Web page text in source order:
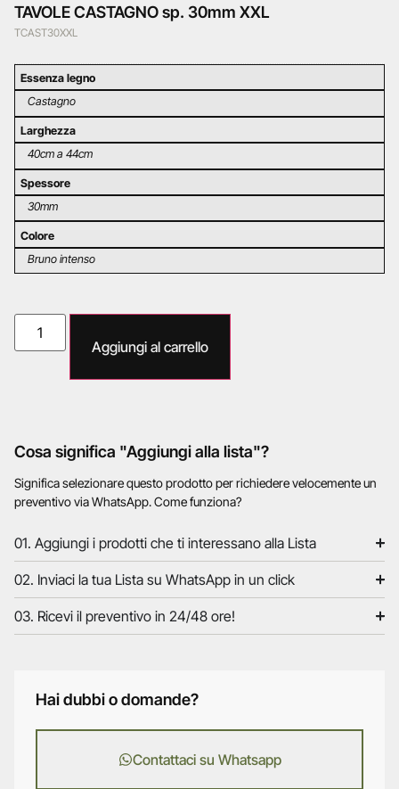
TAVOLE CASTAGNO sp. 30mm XXL
TCAST30XXL
Essenza legno
Castagno
Larghezza
40cm a 44cm
Spessore
30mm
Colore
Bruno intenso
Aggiungi al carrello
Cosa significa "Aggiungi alla lista"?
Significa selezionare questo prodotto per richiedere velocemente un
preventivo via WhatsApp. Come funziona?
01. Aggiungi i prodotti che ti interessano alla Lista
02. Inviaci la tua Lista su WhatsApp in un click
03. Ricevi il preventivo in 24/48 ore!
Hai dubbi o domande?
Contattaci su Whatsapp